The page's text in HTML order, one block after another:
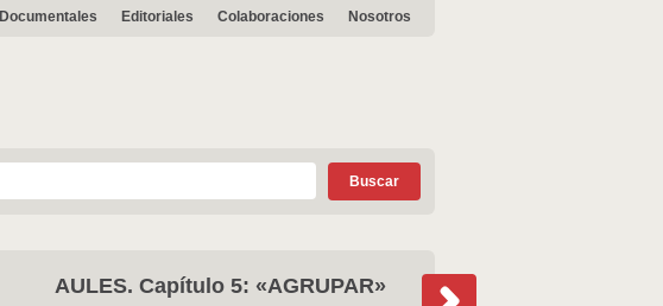
Documentales Editoriales Colaboraciones Nosotros
AULES. Capítulo 5: «AGRUPAR»